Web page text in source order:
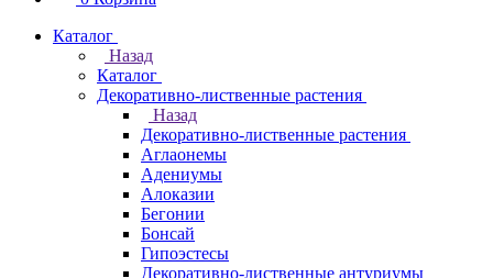
Каталог
Назад
Каталог
Декоративно-лиственные растения
Назад
Декоративно-лиственные растения
Аглаонемы
Адениумы
Алоказии
Бегонии
Бонсай
Гипоэстесы
Декоративно-лиственные антуриумы